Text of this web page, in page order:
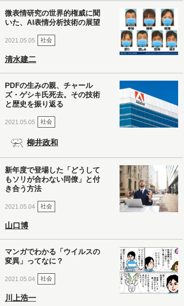
微表情研究の世界的権威に聞
いた、AI表情分析技術の展望
2021.05.05 社会
清水建二
PDFの生みの親、チャール
ズ・ゲシキ氏死去。その技術
と歴史を振り返る
2021.05.05 社会
柳井政和
新年度で登場した「どうして
もソリが合わない同僚」と付
き合う方法
2021.05.04 社会
山口博
マンガでわかる「ウイルスの
変異」ってなに？
2021.05.04 社会
川上浩一